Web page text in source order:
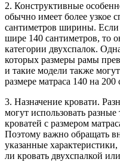
2. Конструктивные
обычно имеет более узкое
сантиметров ширины. Если
шире 140 сантиметров, то
категории двухспалок.
которых размеры рамы
и такие модели также
размере матраса 140 на 200
3. Назначение кровати.
могут использовать
кроватей с размером
Поэтому важно обращать
указанные
ли кровать двухспалкой